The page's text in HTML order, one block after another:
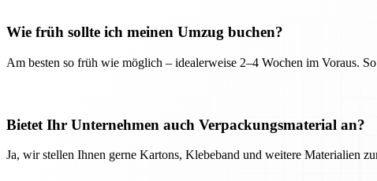
Wie früh sollte ich meinen Umzug buchen?
Am besten so früh wie möglich – idealerweise 2–4 Wochen im Voraus.
Bietet Ihr Unternehmen auch Verpackungsmaterial an?
Ja, wir stellen Ihnen gerne Kartons, Klebeband und weitere Materialien